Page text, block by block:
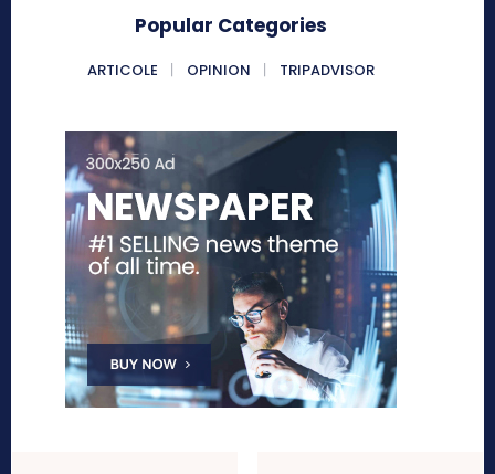
Popular Categories
ARTICOLE OPINION TRIPADVISOR